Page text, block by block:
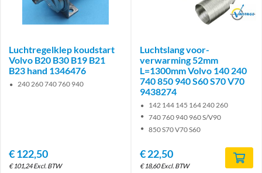
Luchtregelklep koudstart
Volvo B20 B30 B19 B21
B23 hand 1346476
240 260 740 760 940
€122,50
€101,24 Excl. BTW
Brand
Luchtslang voor-
verwarming 52mm
L=1300mm Volvo 140 240
740 850 940 S60 S70 V70
9438274
142 144 145 164 240 260
740 760 940 960 S/V90
850 S70 V70 S60
€22,50
€18,60 Excl. BTW